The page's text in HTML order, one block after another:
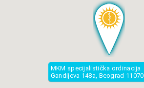
MKM specijalistička ordinacija
Gandijeva 148a, Beograd 11070
13:00h
14:00h
Četvrtak 14:00h